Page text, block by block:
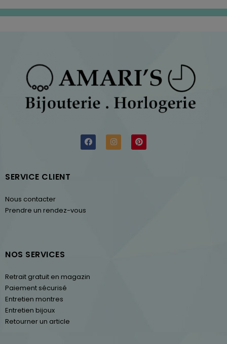
SERVICE CLIENT
Nous contacter
Prendre un rendez-vous
NOS SERVICES
Retrait gratuit en magazin
Paiement sécurisé
Entretien montres
Entretien bijoux
Retourner un article